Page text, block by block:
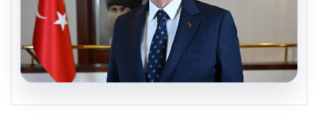
08.08.2026